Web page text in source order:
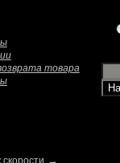
товара
скорости →